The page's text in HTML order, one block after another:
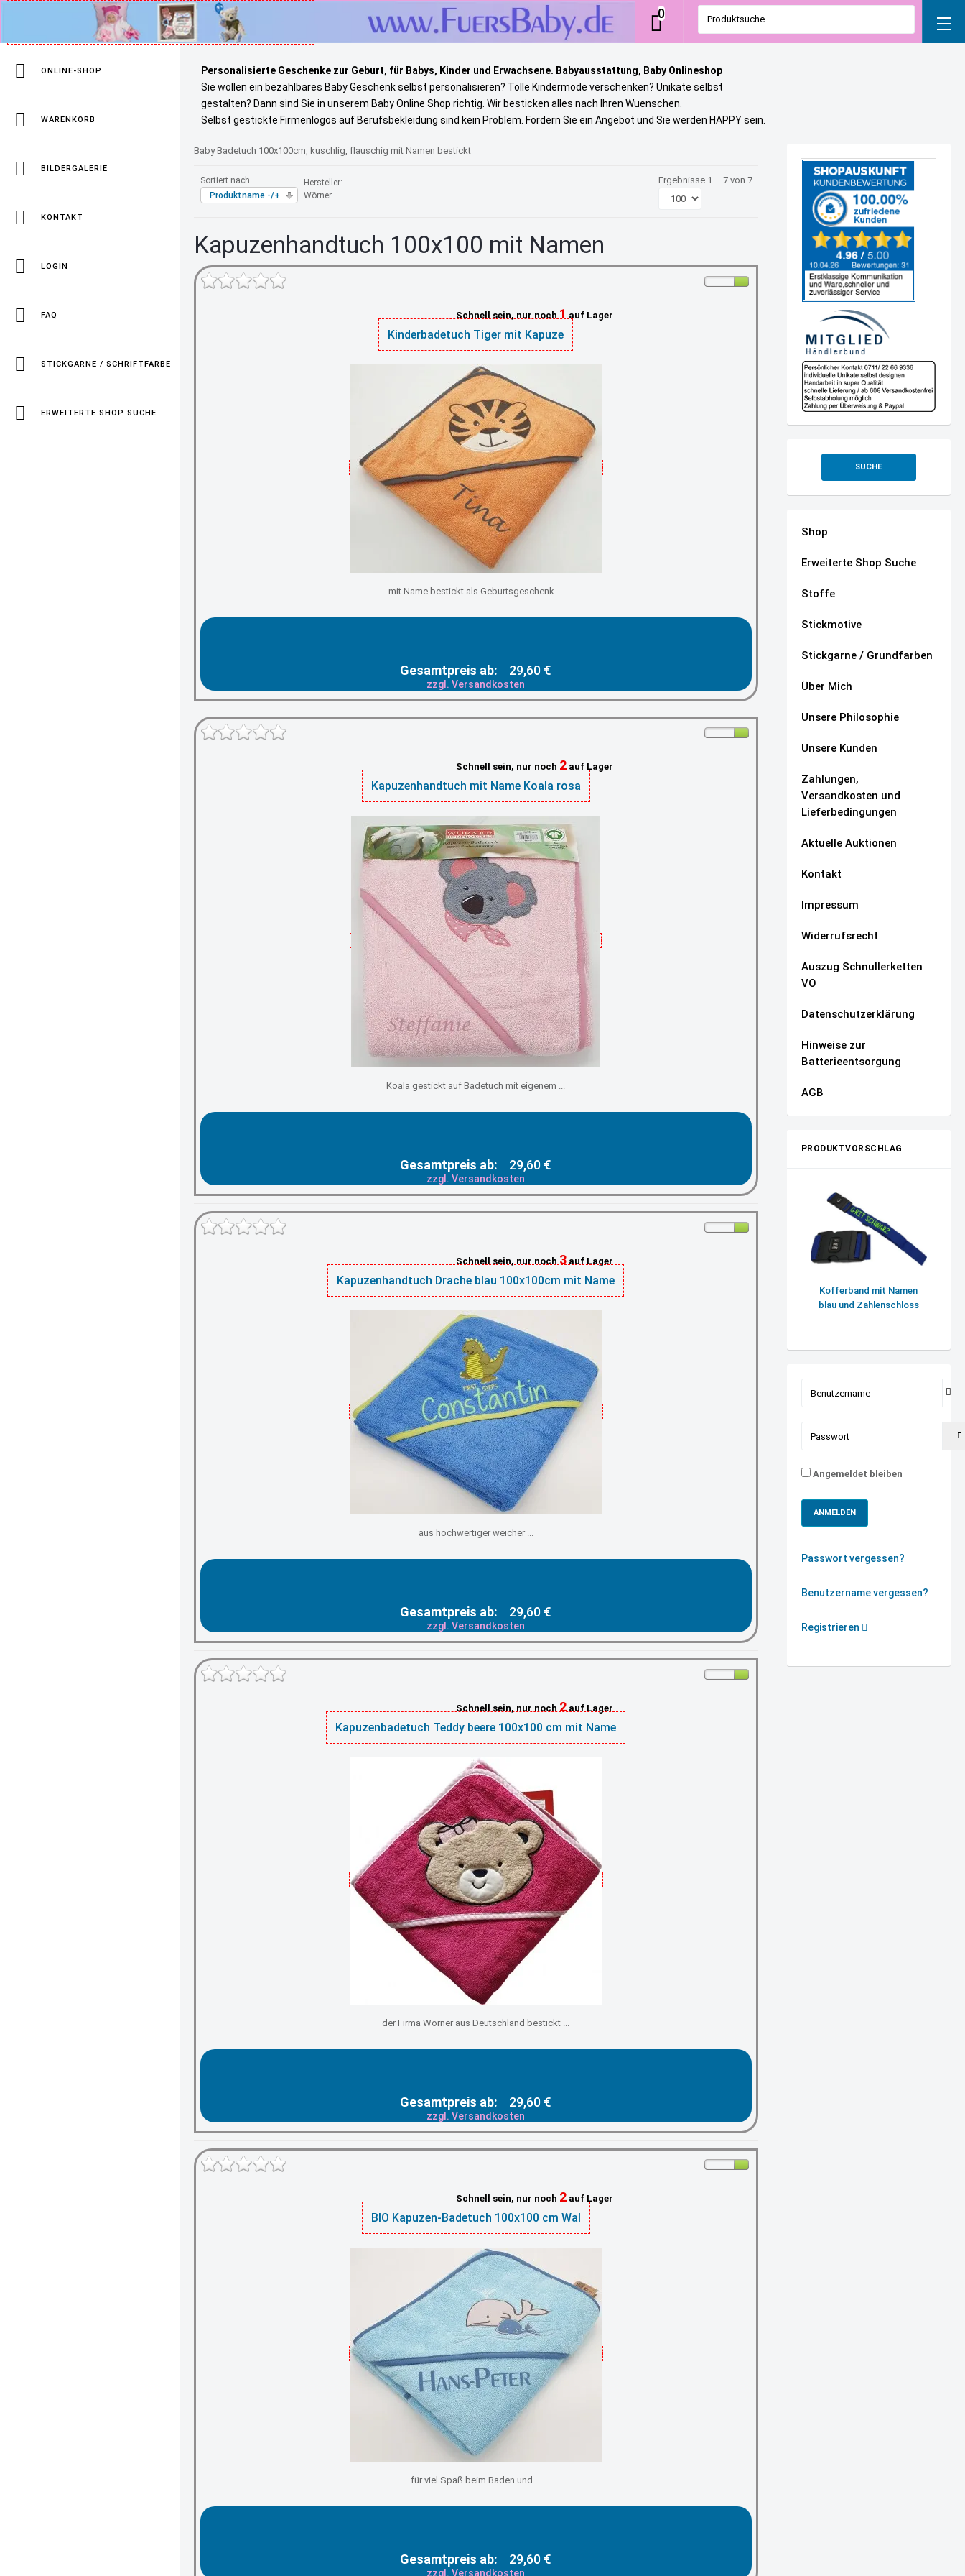
Personalisierte Geschenke zur Geburt, für Babys, Kinder und Erwachsene. Babyausstattung, Baby Onlineshop
Sie wollen ein bezahlbares Baby Geschenk selbst personalisieren? Tolle Kindermode verschenken? Unikate selbst
gestalten? Dann sind Sie in unserem Baby Online Shop richtig. Wir besticken alles nach Ihren Wuenschen.
Selbst gestickte Firmenlogos auf Berufsbekleidung sind kein Problem. Fordern Sie ein Angebot und Sie werden HAPPY sein.
Produktsuche...
0
ONLINE-SHOP
WARENKORB
BILDERGALERIE
KONTAKT
LOGIN
FAQ
STICKGARNE / SCHRIFTFARBE
ERWEITERTE SHOP SUCHE
Baby Badetuch 100x100cm, kuschlig, flauschig mit Namen bestickt
Sortiert nach
Produktname -/+
Hersteller:
Wörner
Ergebnisse 1 – 7 von 7
Kapuzenhandtuch 100x100 mit Namen
Schnell sein, nur noch1auf Lager
Kinderbadetuch Tiger mit Kapuze
mit Name bestickt als Geburtsgeschenk ...
Gesamtpreis ab: 29,60 €
zzgl. Versandkosten
Schnell sein, nur noch2auf Lager
Kapuzenhandtuch mit Name Koala rosa
Koala gestickt auf Badetuch mit eigenem ...
Gesamtpreis ab: 29,60 €
zzgl. Versandkosten
Schnell sein, nur noch3auf Lager
Kapuzenhandtuch Drache blau 100x100cm mit Name
aus hochwertiger weicher ...
Gesamtpreis ab: 29,60 €
zzgl. Versandkosten
Schnell sein, nur noch2auf Lager
Kapuzenbadetuch Teddy beere 100x100 cm mit Name
der Firma Wörner aus Deutschland bestickt ...
Gesamtpreis ab: 29,60 €
zzgl. Versandkosten
Schnell sein, nur noch2auf Lager
BIO Kapuzen-Badetuch 100x100 cm Wal
für viel Spaß beim Baden und ...
Gesamtpreis ab: 29,60 €
zzgl. Versandkosten
SUCHE
Shop
Erweiterte Shop Suche
Stoffe
Stickmotive
Stickgarne / Grundfarben
Über Mich
Unsere Philosophie
Unsere Kunden
Zahlungen,
Versandkosten und
Lieferbedingungen
Aktuelle Auktionen
Kontakt
Impressum
Widerrufsrecht
Auszug Schnullerketten
VO
Datenschutzerklärung
Hinweise zur
Batterieentsorgung
AGB
PRODUKTVORSCHLAG
Kofferband mit Namen
blau und Zahlenschloss
Angemeldet bleiben
ANMELDEN
Passwort vergessen?
Benutzername vergessen?
Registrieren